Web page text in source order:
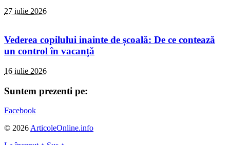
27 iulie 2026
Vederea copilului inainte de școală: De ce contează
un control în vacanță
16 iulie 2026
Suntem prezenti pe:
Facebook
© 2026 ArticoleOnline.info